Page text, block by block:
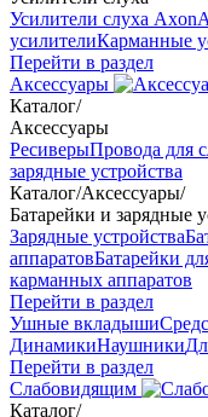
Усилители слуха Axon
усилителиКарманные
Перейти в раздел
Аксессуары
Каталог/
Аксессуары
РесиверыПровода для
зарядные устройства
Каталог/Аксессуары/
Батарейки и зарядные
Зарядные устройства
аппаратовБатарейки
карманных аппаратов
Перейти в раздел
Ушные вкладыши
ДинамикиНаушники
Перейти в раздел
Слабовидящим
Каталог/